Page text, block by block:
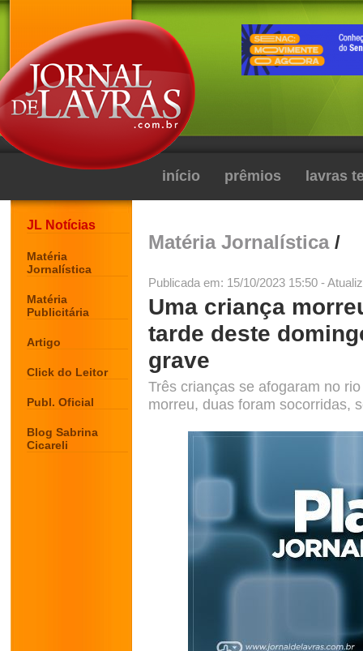
início prêmios lavras
JL Notícias
Matéria
Jornalística
Matéria
Publicitária
Artigo
Click do Leitor
Publ. Oficial
Blog Sabrina
Cicareli
Matéria Jornalística/
Publicada em: 15/10/2023 15:50 -
Uma criança
tarde deste
grave
Três crianças se afogaram no
morreu, duas foram socorridas,